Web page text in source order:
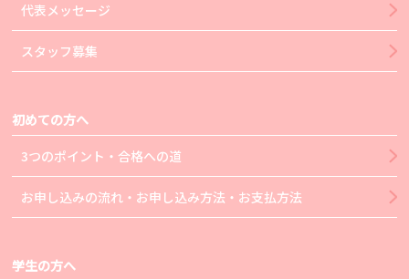
代表メッセージ
スタッフ募集
初めての方へ
3つのポイント・合格への道
お申し込みの流れ・お申し込み方法・お支払方法
学生の方へ